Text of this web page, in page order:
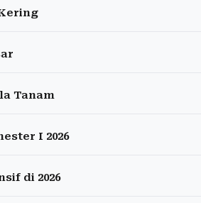
Tanam
I 2026
di 2026